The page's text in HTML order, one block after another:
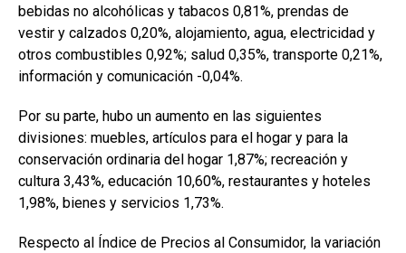
bebidas no alcohólicas y tabacos 0,81%, prendas de
vestir y calzados 0,20%, alojamiento, agua, electricidad y
otros combustibles 0,92%; salud 0,35%, transporte 0,21%,
información y comunicación -0,04%.
Por su parte, hubo un aumento en las siguientes
divisiones: muebles, artículos para el hogar y para la
conservación ordinaria del hogar 1,87%; recreación y
cultura 3,43%, educación 10,60%, restaurantes y hoteles
1,98%, bienes y servicios 1,73%.
Respecto al Índice de Precios al Consumidor, la variación